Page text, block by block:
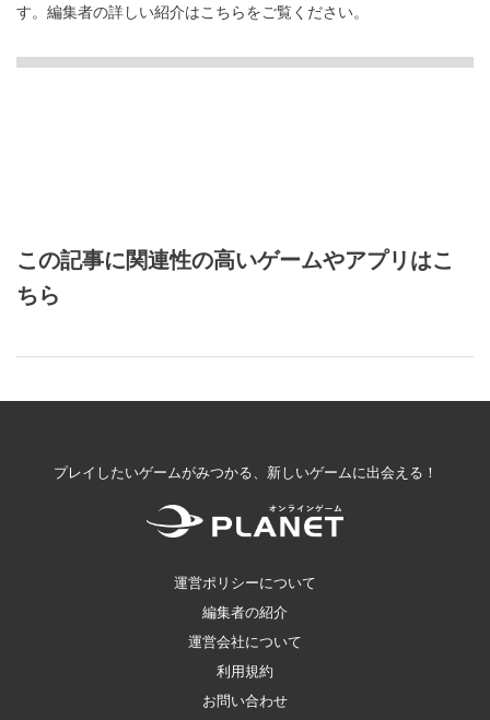
す。 編集者の詳しい紹介はこちらをご覧ください。
この記事に関連性の高いゲームやアプリはこ
ちら
プレイしたいゲームがみつかる、新しいゲームに出会える！
運営ポリシーについて
編集者の紹介
運営会社について
利用規約
お問い合わせ